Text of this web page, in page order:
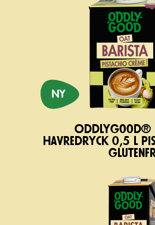
Oddlygood®
havredryck 0,5 l